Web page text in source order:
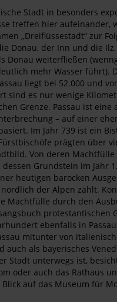
Stadt in besonders
treffen hier aufeinander,
„Dreiflüssestadt“ zur
Donau, der Inn und die
Donau weiterfließen
mehr Wasser führt).
liegt bei 52.000 und
sind es nur wenige
Grenze. Passau ist eine
– auf einer
Im Jahr 739 ist ein
prägten über
Von deren Machtfülle
dessen Grundstein im Jahr
heutigen barocken
der Alpen zählt.
Machtfülle durch den
protestantischen
ebenfalls in
mitunter von
auch als bayerisches
Stadt unterwegs ist,
oder auch das Rathaus
auf das Museum für